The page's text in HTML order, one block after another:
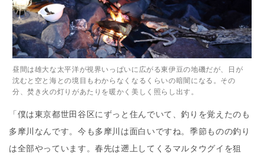
昼間は雄大な太平洋が視界いっぱいに広がる東伊豆の地磯だが、日が
沈むと空と海との境目もわからなくなるくらいの暗闇になる。その
分、焚き火の灯りがあたりを暖かく美しく照らし出す。
「僕は東京都世田谷区にずっと住んでいて、釣りを覚えたのも
多摩川なんです。今も多摩川は面白いですね。季節ものの釣り
は全部やっています。春先は遡上してくるマルタウグイを狙